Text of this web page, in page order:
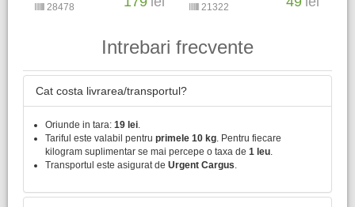
28478 21322
Intrebari frecvente
Cat costa livrarea/transportul?
Oriunde in tara: 19 lei
Tariful este valabil pentru primele 10 kg . Pentru fiecare
kilogram suplimentar se mai percepe o taxa de 1 leu
Transportul este asigurat de Urgent Cargus